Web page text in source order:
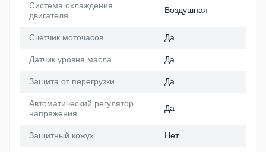
Система охлаждения
двигателя
Воздушная
Счетчик моточасов Да
Датчик уровня масла Да
Защита от перегрузки Да
Автоматический регулятор
напряжения
Да
Защитный кожух Нет